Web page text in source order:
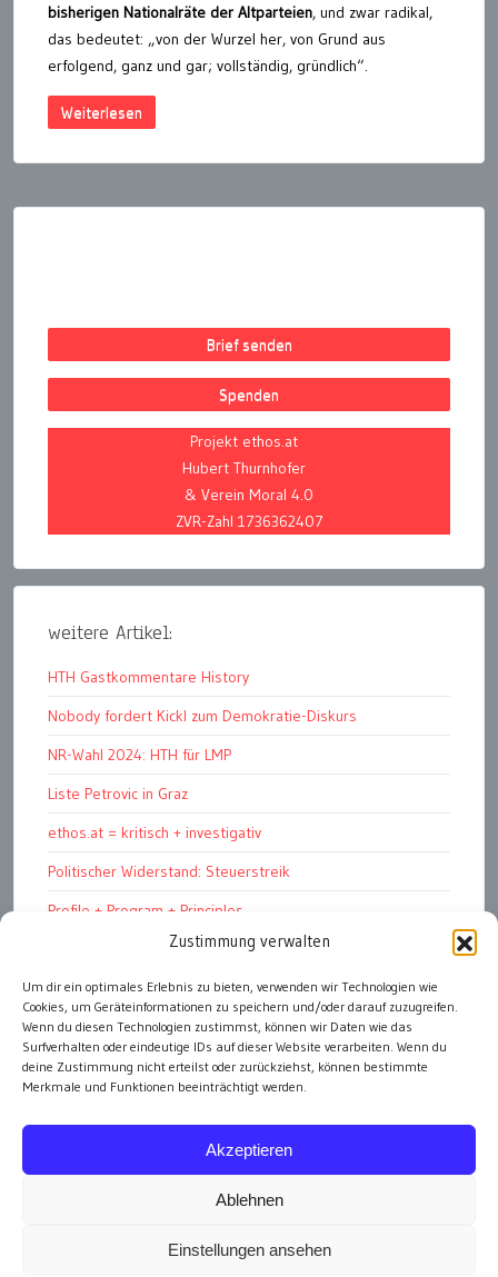
Zustimmung verwalten
Um dir ein optimales Erlebnis zu bieten, verwenden wir Technologien wie
Cookies, um Geräteinformationen zu speichern und/oder darauf zuzugreifen.
Wenn du diesen Technologien zustimmst, können wir Daten wie das
Surfverhalten oder eindeutige IDs auf dieser Website verarbeiten. Wenn du
deine Zustimmung nicht erteilst oder zurückziehst, können bestimmte
Merkmale und Funktionen beeinträchtigt werden.
Akzeptieren
Ablehnen
Einstellungen ansehen
bisherigen Nationalräte der Altparteien, und zwar radikal,
das bedeutet: „von der Wurzel her, von Grund aus
erfolgend, ganz und gar; vollständig, gründlich“.
Weiterlesen
der
Brief senden
Spenden
Projekt ethos.at
Hubert Thurnhofer
& Verein Moral 4.0
ZVR-Zahl 1736362407
weitere Artikel:
HTH Gastkommentare History
Nobody fordert Kickl zum Demokratie-Diskurs
NR-Wahl 2024: HTH für LMP
Liste Petrovic in Graz
ethos.at = kritisch + investigativ
Politischer Widerstand: Steuerstreik
Profile + Program + Principles
ПРОФИЛЬ + ПРОГРАММА + ПРИНЦИПЫ
„Warum soll ich dich wählen?“
alle Artikel
Impressum